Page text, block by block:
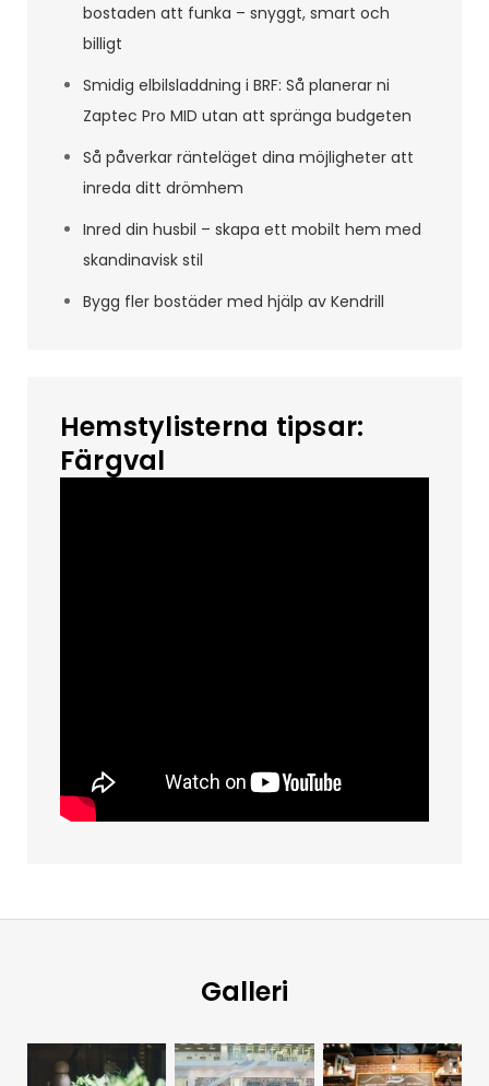
bostaden att funka – snyggt, smart och
billigt
Smidig elbilsladdning i BRF: Så planerar ni
Zaptec Pro MID utan att spränga budgeten
Så påverkar ränteläget dina möjligheter att
inreda ditt drömhem
Inred din husbil – skapa ett mobilt hem med
skandinavisk stil
Bygg fler bostäder med hjälp av Kendrill
Hemstylisterna tipsar:
Färgval
Galleri